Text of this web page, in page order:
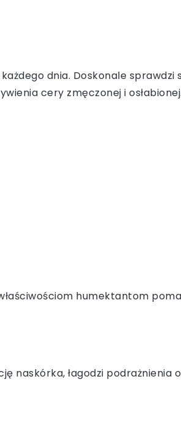
dnia. Doskonale sprawdzi
cery zmęczonej i osłabionej.
humektantom
naskórka, łagodzi podrażnienia